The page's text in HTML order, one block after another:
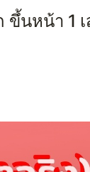
ขึ้นหน้า 1 เ